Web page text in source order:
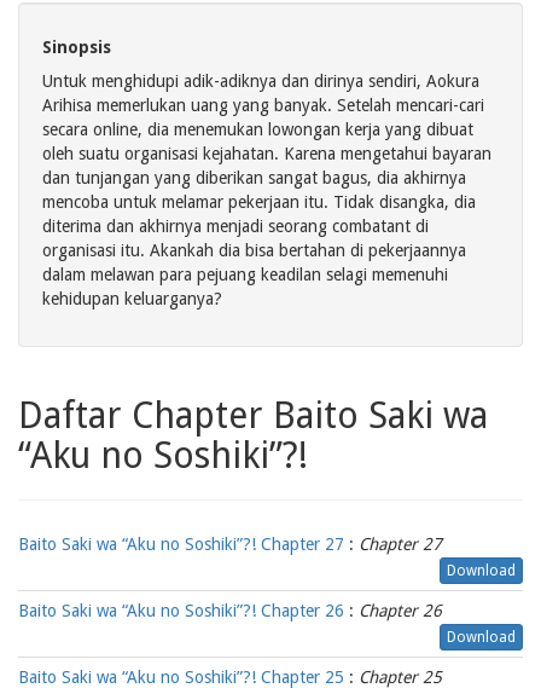
Sinopsis
Untuk menghidupi adik-adiknya dan dirinya sendiri, Aokura
Arihisa memerlukan uang yang banyak. Setelah mencari-cari
secara online, dia menemukan lowongan kerja yang dibuat
oleh suatu organisasi kejahatan. Karena mengetahui bayaran
dan tunjangan yang diberikan sangat bagus, dia akhirnya
mencoba untuk melamar pekerjaan itu. Tidak disangka, dia
diterima dan akhirnya menjadi seorang combatant di
organisasi itu. Akankah dia bisa bertahan di pekerjaannya
dalam melawan para pejuang keadilan selagi memenuhi
kehidupan keluarganya?
Daftar Chapter Baito Saki wa
“Aku no Soshiki”?!
Baito Saki wa “Aku no Soshiki”?! Chapter 27 : Chapter 27
Download
Baito Saki wa “Aku no Soshiki”?! Chapter 26 : Chapter 26
Download
Baito Saki wa “Aku no Soshiki”?! Chapter 25 : Chapter 25